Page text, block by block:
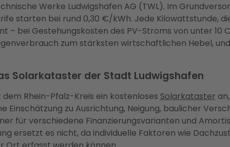
Werke Ludwigshafen AG (TWL). Im
starten bei rund 0,30 €/kWh. Jede Kilowattstunde,
– bei Gestehungskosten des PV-Stroms von unter 10
zum stärksten wirtschaftlichen Hebel,
Solarkataster der Stadt Ludwigshafen
Rhein-Pfalz-Kreis ein kostenloses Solarkataster
Einschätzung zu Ausrichtung, Neigung, baulicher
für verschiedene Finanzierungsvarianten und
ersetzt es nicht, da individuelle Faktoren wie